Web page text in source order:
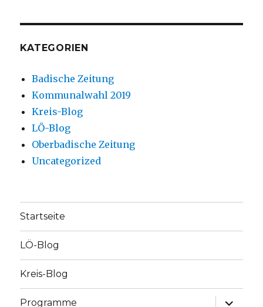
KATEGORIEN
Badische Zeitung
Kommunalwahl 2019
Kreis-Blog
LÖ-Blog
Oberbadische Zeitung
Uncategorized
Startseite
LÖ-Blog
Kreis-Blog
Programme